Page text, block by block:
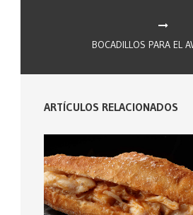
BOCADILLOS PARA EL
ARTÍCULOS RELACIONADOS